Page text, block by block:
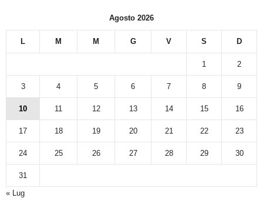
Agosto 2026
L M M G V S D
1 2
3 4 5 6 7 8 9
10 11 12 13 14 15 16
17 18 19 20 21 22 23
24 25 26 27 28 29 30
31
« Lug